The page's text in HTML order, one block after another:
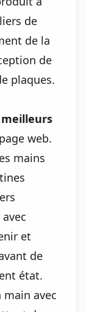
de
de la
de
plaques.
meilleurs
web.
mains
et
de
état.
avec